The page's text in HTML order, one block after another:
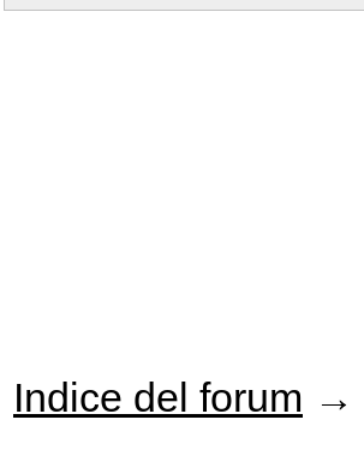
Indice del forum →